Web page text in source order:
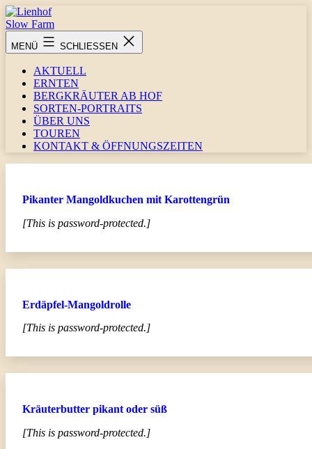
Zum
Inhalt
springen
Lienhof
Slow
MENÜ SCHLIESSEN
AKTUELL
ERNTEN
BERGKRÄUTER AB HOF
SORTEN-PORTRAITS
ÜBER UNS
TOUREN
KONTAKT & ÖFFNUNGSZEITEN
Pikanter Mangoldkuchen mit Karottengrün
[This is password-protected.]
Erdäpfel-Mangoldrolle
[This is password-protected.]
Kräuterbutter pikant oder süß
[This is password-protected.]